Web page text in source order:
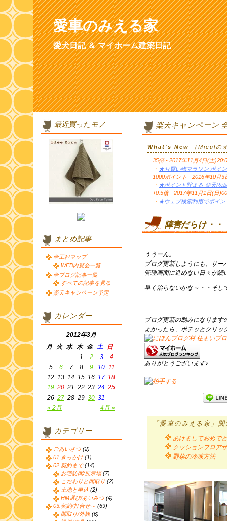
愛車のみえる家
愛犬日記 ＆ マイホーム建築日記
楽天キャンペーン
What's New （Miculの
35倍 - 2017年11月4日(土
・ ★お買い物マラソン ポイ
1000ポイント - 2016年10月
・ ★ポイント貯まる-楽天
+0.5倍 - 2017年11月1日(日
・ ★ウェブ検索利用でポイン
障害だらけ・・
ううーん。
ブログ更新しようにも、サー
管理画面に進めない日々が続
早く治らないかな～・・そし
ブログ更新の励みになります
よかったら、ポチッとクリッ
ありがとうございます♪
「愛車のみえる家」
あけましておめで
クッションフロア
野菜の冷凍方法
最近買ったモノ
まとめ記事
全工程マップ
WEB内覧会一覧
全ブログ記事一覧
すべての記事を見る
楽天キャンペーン予定
カレンダー
2012年3月
月
火 水 木 金 土 日
« 2月 4月 »
1 2 3
4
5
6 7 8 9 10 11
12 13 14 15 16 17 18
19 20 21 22 23 24 25
26 27 28 29 30 31
カテゴリー
ごあいさつ (2)
01.きっかけ (1)
02.契約まで(14)
お宅訪問/展示場(7)
こだわりと間取り (2)
土地と申込 (2)
HM選び/あいみつ (4)
03.契約/打合せ～ (69)
間取り/外観 (6)